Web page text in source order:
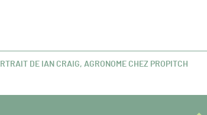
DE IAN CRAIG, AGRONOME CHEZ PROPITCH